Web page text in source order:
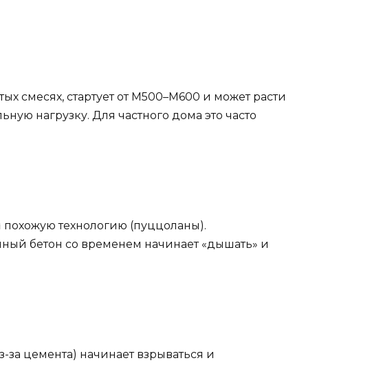
смесях, стартует от М500–М600 и может расти
нагрузку. Для частного дома это часто
технологию (пуццоланы).
бетон со временем начинает «дышать» и
цемента) начинает взрываться и